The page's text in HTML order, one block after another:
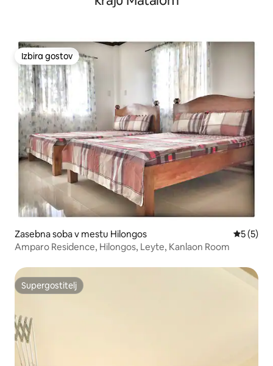
Izbira gostov
Izbira gostov
Zasebna soba v mestu Hilongos
5 (5)
Amparo Residence, Hilongos, Leyte, Kanlaon Room
Supergostitelj
Supergostitelj